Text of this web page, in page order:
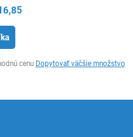
cenu Dopytovať väčšie množstvo